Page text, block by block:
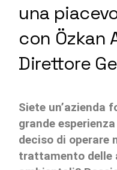
una
con Özkan
Direttore
Siete un’azienda
grande
deciso di operare
trattamento delle